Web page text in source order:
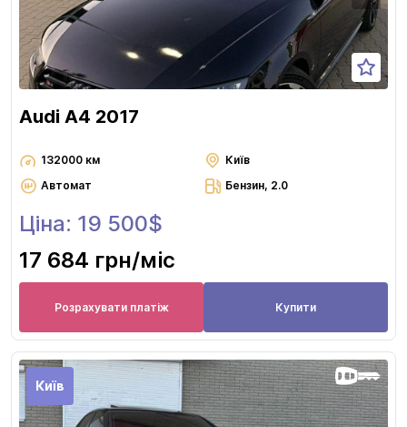
Audi A4 2017
132000 км
Київ
Автомат
Бензин, 2.0
Ціна: 19 500$
17 684 грн/міс
Розрахувати платіж Купити
Київ